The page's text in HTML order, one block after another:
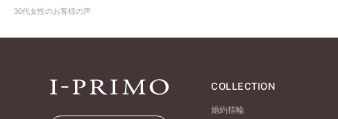
30代女性のお客様の声
COLLECTION
婚約指輪